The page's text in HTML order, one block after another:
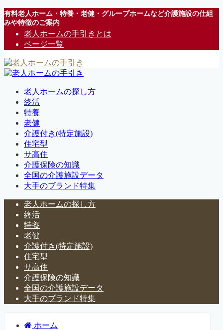
有料老人ホーム・特養・老健・グループホームなど介護施設の仕組
みや特徴のご案内
老人ホームの手引きとは
ページ一覧
老人ホームの探し方
終活
特養
老健
介護付き(特定施設)
住宅型
サ高住
介護保険の知識
全国の介護施設データ
大手のブランド特集
老人ホームの探し方
終活
特養
老健
介護付き(特定施設)
住宅型
サ高住
介護保険の知識
全国の介護施設データ
大手のブランド特集
ホーム